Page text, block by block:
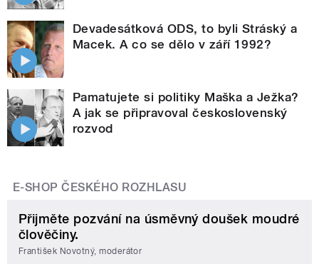
Devadesátková ODS, to byli Stráský a
Macek. A co se dělo v září 1992?
Pamatujete si politiky Maška a Ježka?
A jak se připravoval československý
rozvod
E-SHOP ČESKÉHO ROZHLASU
Přijměte pozvání na úsměvný doušek moudré
člověčiny.
František Novotný, moderátor